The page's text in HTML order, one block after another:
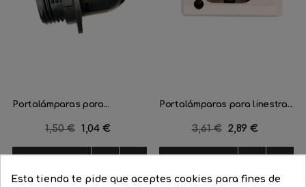
Portalámparas para...
Precio
1,50 € Precio
1,04 €
Portalámparas para linestra...
Precio
3,61 € Precio
2,89 €
Esta tienda te pide que aceptes cookies para fines de